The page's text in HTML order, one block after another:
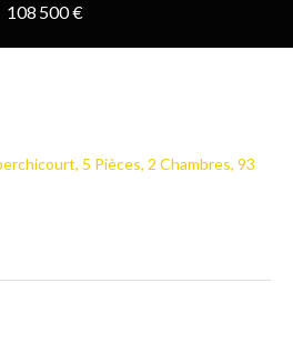
108 500 €
5 Pièces, 2 Chambres, 93